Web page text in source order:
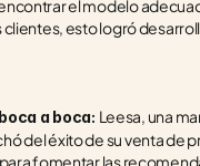
el modelo
esto logró
a boca: Leesa, una
del éxito de su venta de
fomentar las